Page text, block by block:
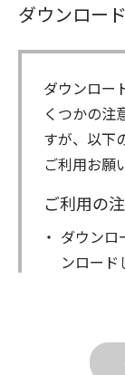
ダウンロー
ダウンロー
くつかの注
すが、以下
ご利用お願
ご利用の
ダウンロ
ンロード
社は一
ルの内